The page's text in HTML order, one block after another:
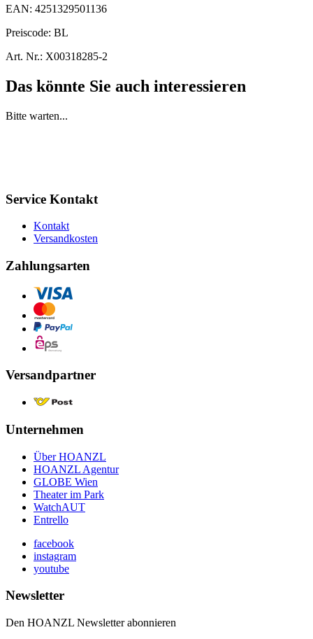
EAN: 4251329501136
Preiscode: BL
Art. Nr.: X00318285-2
Das könnte Sie auch interessieren
Bitte warten...
Service Kontakt
Kontakt
Versandkosten
Zahlungsarten
Versandpartner
Unternehmen
Über HOANZL
HOANZL Agentur
GLOBE Wien
Theater im Park
WatchAUT
Entrello
facebook
instagram
youtube
Newsletter
Den HOANZL Newsletter abonnieren